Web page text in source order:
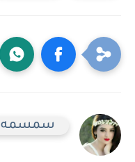
سمسمه